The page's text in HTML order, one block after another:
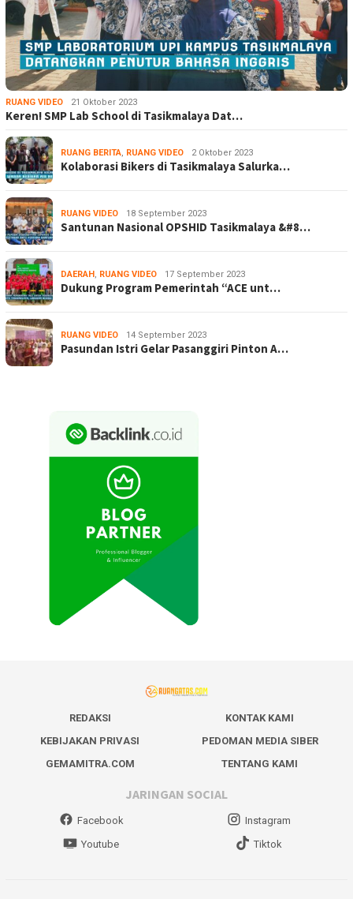
RUANG VIDEO 21 Oktober 2023
Keren! SMP Lab School di Tasikmalaya Dat…
RUANG BERITA, RUANG VIDEO 2 Oktober 2023
Kolaborasi Bikers di Tasikmalaya Salurka…
RUANG VIDEO 18 September 2023
Santunan Nasional OPSHID Tasikmalaya &#8…
DAERAH , RUANG VIDEO 17 September 2023
Dukung Program Pemerintah “ACE unt…
RUANG VIDEO 14 September 2023
Pasundan Istri Gelar Pasanggiri Pinton A…
REDAKSI
KONTAK KAMI
KEBIJAKAN PRIVASI
PEDOMAN MEDIA SIBER
GEMAMITRA.COM
TENTANG KAMI
JARINGAN SOCIAL
Facebook
Instagram
Youtube
Tiktok